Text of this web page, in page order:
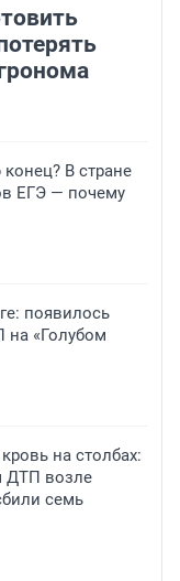
В стране
ЕГЭ — почему
появилось
«Голубом
на столбах:
ДТП возле
семь